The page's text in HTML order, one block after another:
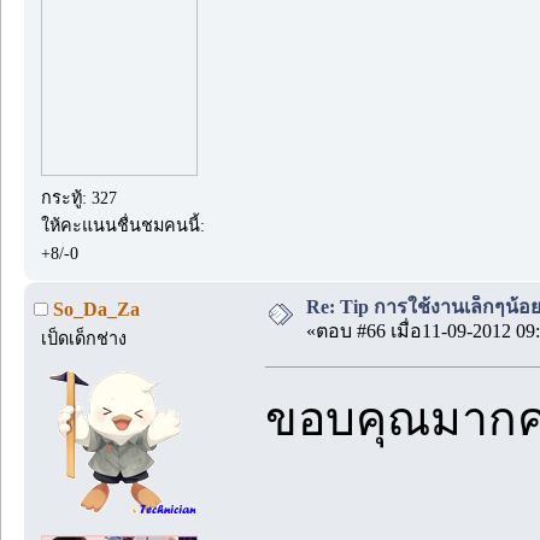
กระทู้: 327
ให้คะแนนชื่นชมคนนี้:
+8/-0
So_Da_Za
เป็ดเด็กช่าง
Re: Tip การใช้งานเล็กๆน้อ
«ตอบ #66 เมื่อ11-09-2012
ขอบคุณมาก